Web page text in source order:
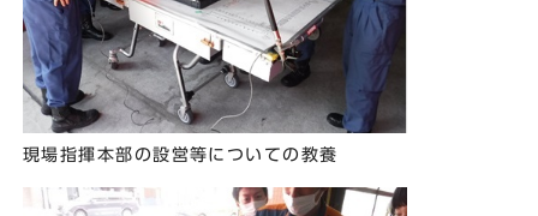
現場指揮本部の設営等についての教養